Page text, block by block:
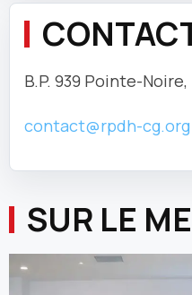
B.P. 939 Pointe-
contact@rpdh-cg.org
SUR LE